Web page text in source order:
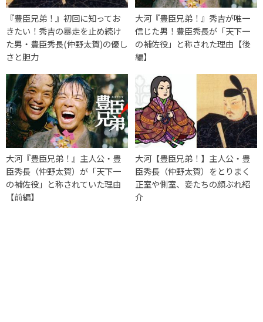
『豊臣兄弟！』初回に知ってお
きたい！秀吉の暴走を止め続け
た男・豊臣秀長(仲野太賀)の優し
さと胆力
大河『豊臣兄弟！』秀吉が唯一
信じた男！豊臣秀長が「天下一
の補佐役」と称された理由【後
編】
大河『豊臣兄弟！』主人公・豊
臣秀長（仲野太賀）が「天下一
の補佐役」と称されていた理由
【前編】
大河【豊臣兄弟！】主人公・豊
臣秀長（仲野太賀）をとりまく
正室や側室、妾たちの顔ぶれ紹
介